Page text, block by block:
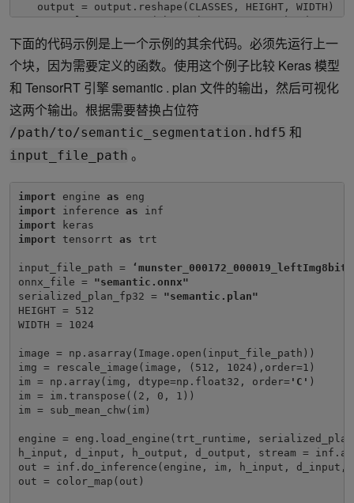
output = output.reshape(CLASSES, HEIGHT, WIDTH)
out_col = np.zeros(shape=(HEIGHT, WIDTH),
for x in range(WIDTH):
for y in range(HEIGHT):
out_col[y,x] = (0, 0, 0)
else:
return out_col
下面的代码示例是上一个示例的其余代码。必须先运行上一
个块，因为需要定义的函数。使用这个例子比较 Keras 模型
和 TensorRT 引擎 semantic . plan 文件的输出，然后可视化
这两个输出。根据需要替换占位符
/path/to/semantic_segmentation.hdf5 和
input_file_path 。
import engine as
import inference as
import
import tensorrt as trt
input_file_path =
onnx_file = "semantic.onnx"
serialized_plan_fp32 = "semantic.plan"
HEIGHT = 512
WIDTH = 1024
image = np.asarray(Image.open(input_file_path))
img = rescale_image(image, (512, 1024),order=1)
im = np.array(img, dtype=np.float32, order='C' )
im = im.transpose((2, 0, 1))
im = sub_mean_chw(im)
engine = eng.load_engine(trt_runtime,
h_input, d_input, h_output, d_output, stream =
out = inf.do_inference(engine, im, h_input, d_input,
out = color_map(out)